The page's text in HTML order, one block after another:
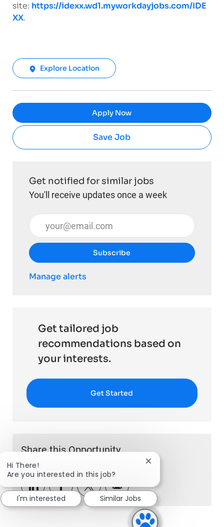
site: https://idexx.wd1.myworkdayjobs.com/IDE
XX.
Explore Location
Apply Now
Save Job
Get notified for similar jobs
You'll receive updates once a week
Enter Email address (Required)
Subscribe
Manage alerts
Get tailored job
recommendations based on
your interests.
Get Started
Share this Opportunity
Share via LinkedIn
Share via Facebook
Share via twitter
Share via email
Hi There!
Are you interested in this job?
Close chatbot
I'm interested Similar Jobs